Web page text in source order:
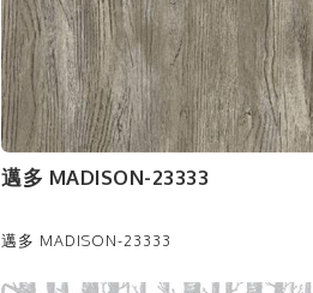
邁多 MADISON-23333
邁多 MADISON-23333